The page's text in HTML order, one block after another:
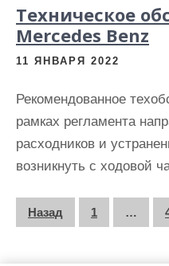
Техническое
Mercedes Benz
11 ЯНВАРЯ 2022
Рекомендованное
рамках регламента
расходников и
возникнуть с ходовой
ПНазад 1 …